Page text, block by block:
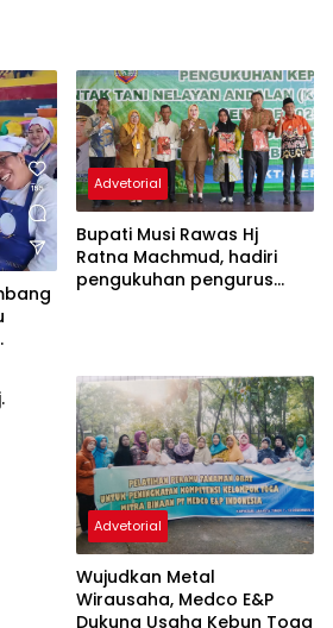
Advetorial
Bupati Musi Rawas Hj
Ratna Machmud, hadiri
pengukuhan pengurus
Advetorial
Wujudkan Metal
Wirausaha, Medco E&P
Dukung Usaha Kebun Toga